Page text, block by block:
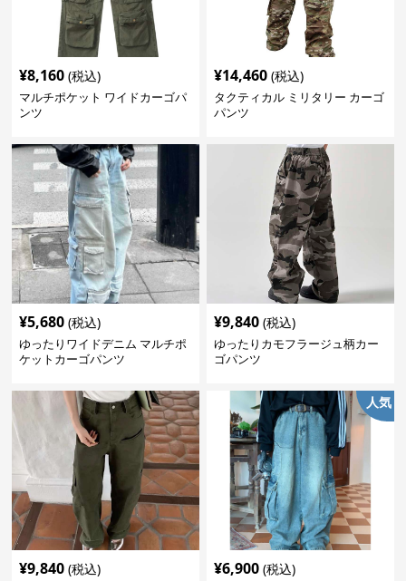
¥8,160 (税込)
マルチポケット ワイドカーゴパ
ンツ
¥14,460 (税込)
タクティカル ミリタリー カーゴ
パンツ
¥5,680 (税込)
ゆったりワイドデニム マルチポ
ケットカーゴパンツ
¥9,840 (税込)
ゆったりカモフラージュ柄カー
ゴパンツ
¥9,840 (税込)
人気
¥6,900 (税込)